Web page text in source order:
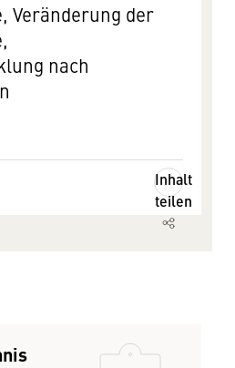
Veränderung der
nach
Inhalt
teilen